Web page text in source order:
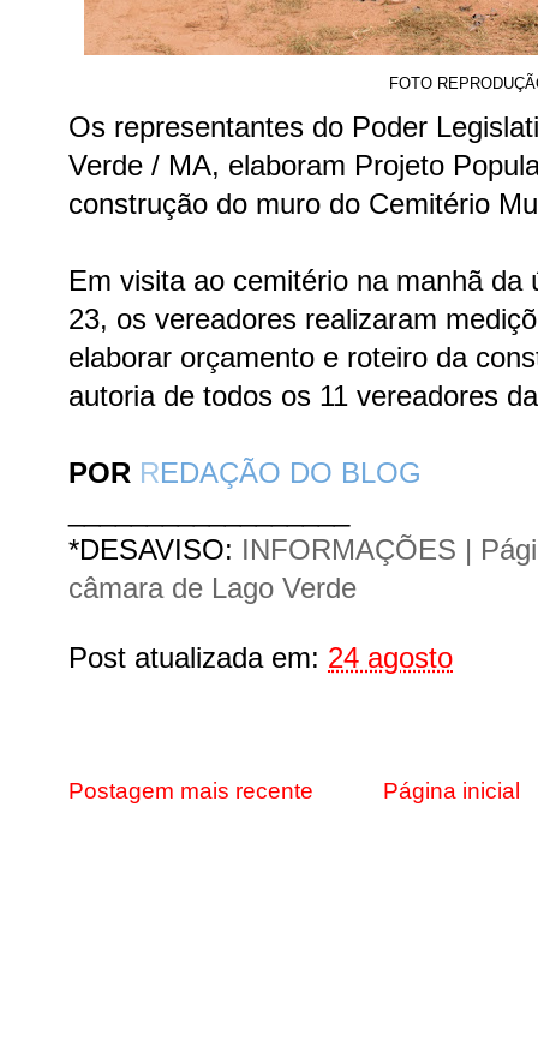
FOTO
Os representantes do Poder
Verde / MA, elaboram Projeto
construção do muro do Cemitério
Em visita ao cemitério na manhã da
23, os vereadores realizaram
elaborar orçamento e roteiro da
autoria de todos os 11 vereadores
POR REDAÇÃO DO BLOG
*DESAVISO: INFORMAÇÕES |
câmara de Lago Verde
Post atualizada em: 24 agosto
Postagem mais recente Página inicial